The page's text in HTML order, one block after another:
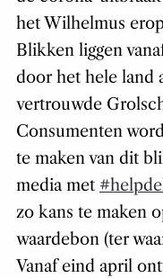
het Wilhelmus
Blikken liggen
door het hele land
vertrouwde
Consumenten
te maken van dit
media met
zo kans te maken
waardebon (ter
Vanaf eind april